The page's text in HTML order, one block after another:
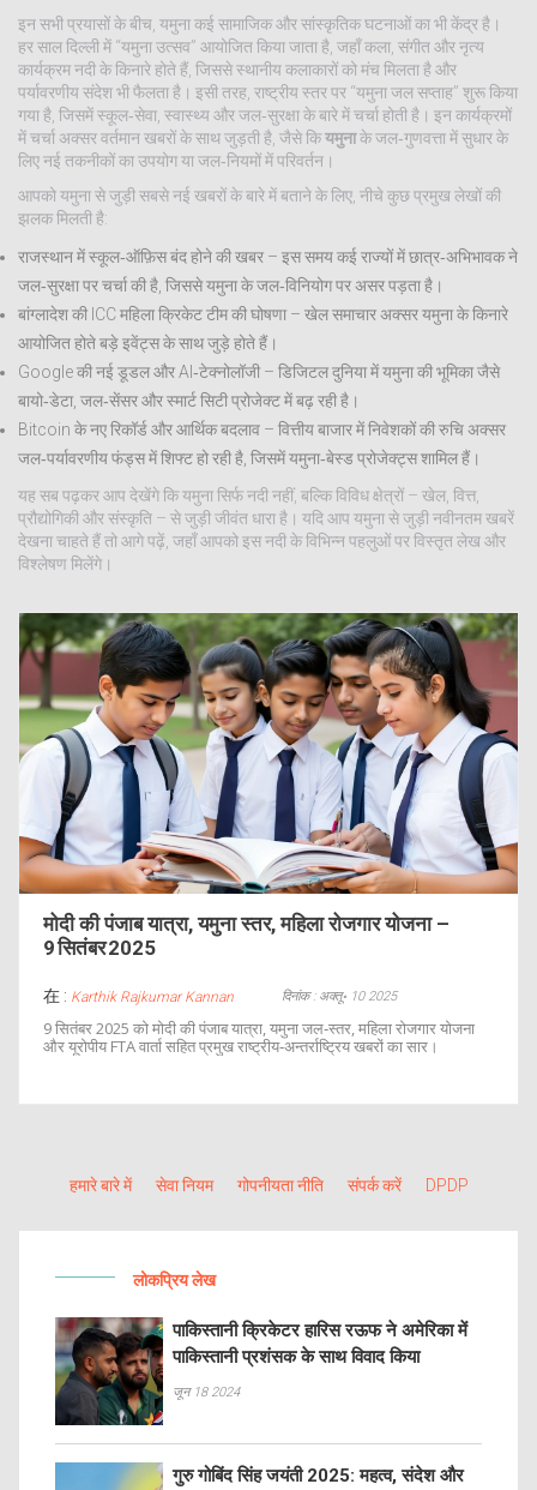
इन सभी प्रयासों के बीच, यमुना कई सामाजिक और सांस्कृतिक घटनाओं का भी केंद्र है।
हर साल दिल्ली में “यमुना उत्सव” आयोजित किया जाता है, जहाँ कला, संगीत और नृत्य
कार्यक्रम नदी के किनारे होते हैं, जिससे स्थानीय कलाकारों को मंच मिलता है और
पर्यावरणीय संदेश भी फैलता है। इसी तरह, राष्ट्रीय स्तर पर “यमुना जल सप्ताह” शुरू किया
गया है, जिसमें स्कूल‑सेवा, स्वास्थ्य और जल‑सुरक्षा के बारे में चर्चा होती है। इन कार्यक्रमों
में चर्चा अक्सर वर्तमान खबरों के साथ जुड़ती है, जैसे कियमुनाके जल‑गुणवत्ता में सुधार के
लिए नई तकनीकों का उपयोग या जल‑नियमों में परिवर्तन।
आपको यमुना से जुड़ी सबसे नई खबरों के बारे में बताने के लिए, नीचे कुछ प्रमुख लेखों की
झलक मिलती है:
राजस्थान में स्कूल‑ऑफ़िस बंद होने की खबर – इस समय कई राज्यों में छात्र‑अभिभावक ने
जल‑सुरक्षा पर चर्चा की है, जिससे यमुना के जल‑विनियोग पर असर पड़ता है।
बांग्लादेश की ICC महिला क्रिकेट टीम की घोषणा – खेल समाचार अक्सर यमुना के किनारे
आयोजित होते बड़े इवेंट्स के साथ जुड़े होते हैं।
Google की नई डूडल और AI‑टेक्नोलॉजी – डिजिटल दुनिया में यमुना की भूमिका जैसे
बायो‑डेटा, जल‑सेंसर और स्मार्ट सिटी प्रोजेक्ट में बढ़ रही है।
Bitcoin के नए रिकॉर्ड और आर्थिक बदलाव – वित्तीय बाजार में निवेशकों की रुचि अक्सर
जल‑पर्यावरणीय फंड्स में शिफ्ट हो रही है, जिसमें यमुना‑बेस्ड प्रोजेक्ट्स शामिल हैं।
यह सब पढ़कर आप देखेंगे कि यमुना सिर्फ नदी नहीं, बल्कि विविध क्षेत्रों – खेल, वित्त,
प्रौद्योगिकी और संस्कृति – से जुड़ी जीवंत धारा है। यदि आप यमुना से जुड़ी नवीनतम खबरें
देखना चाहते हैं तो आगे पढ़ें, जहाँ आपको इस नदी के विभिन्न पहलुओं पर विस्तृत लेख और
विश्लेषण मिलेंगे।
मोदी की पंजाब यात्रा, यमुना स्तर, महिला रोजगार योजना –
9 सितंबर 2025
在 : Karthik Rajkumar Kannan दिनांक : अक्तू॰ 10 2025
9 सितंबर 2025 को मोदी की पंजाब यात्रा, यमुना जल‑स्तर, महिला रोजगार योजना
और यूरोपीय FTA वार्ता सहित प्रमुख राष्ट्रीय‑अन्तर्राष्ट्रिय खबरों का सार।
हमारे बारे में सेवा नियम गोपनीयता नीति संपर्क करें DPDP
लोकप्रिय लेख
पाकिस्तानी क्रिकेटर हारिस रऊफ ने अमेरिका में
पाकिस्तानी प्रशंसक के साथ विवाद किया
जून 18 2024
गुरु गोबिंद सिंह जयंती 2025: महत्व, संदेश और